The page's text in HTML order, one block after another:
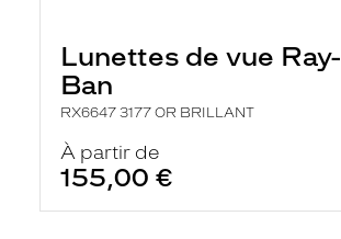
Lunettes de vue Ray-
Ban
RX6647 3177 OR BRILLANT
À partir de
155,00 €